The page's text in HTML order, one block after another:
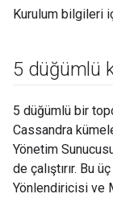
Kurulum bilgileri
5 düğümlü
5 düğümlü bir
Cassandra
Yönetim
de çalıştırır. Bu
Yönlendiricisi ve